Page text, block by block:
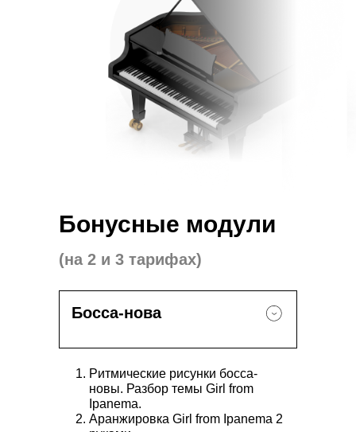
Бонусные модули
(на 2 и 3 тарифах)
Босса-нова
Ритмические рисунки босса-
новы. Разбор темы Girl from
Ipanema.
Аранжировка Girl from Ipanema 2